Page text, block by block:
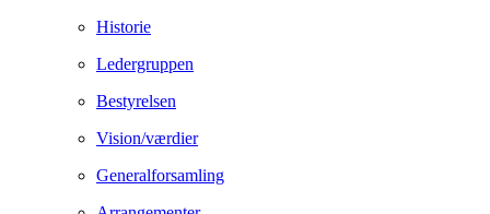
Historie
Ledergruppen
Bestyrelsen
Vision/værdier
Generalforsamling